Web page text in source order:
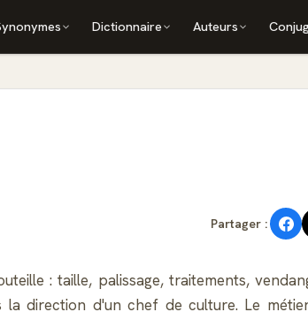
Dictionnaire Auteurs
Partager :
: taille, palissage, traitements,
direction d'un chef de culture. Le